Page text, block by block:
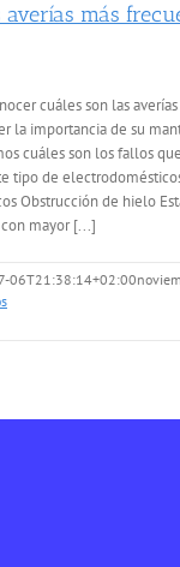
averías más
cuáles son las
la importancia de su
cuáles son los fallos
tipo de
Obstrucción de hielo
mayor [...]
06T21:38:14+02:00